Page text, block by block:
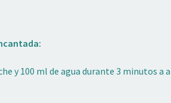
y 100 ml de agua durante 3